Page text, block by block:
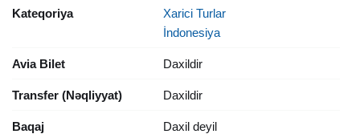
Kateqoriya
Xarici Turlar
İndonesiya
Avia Bilet Daxildir
Transfer (Nəqliyyat) Daxildir
Baqaj Daxil deyil